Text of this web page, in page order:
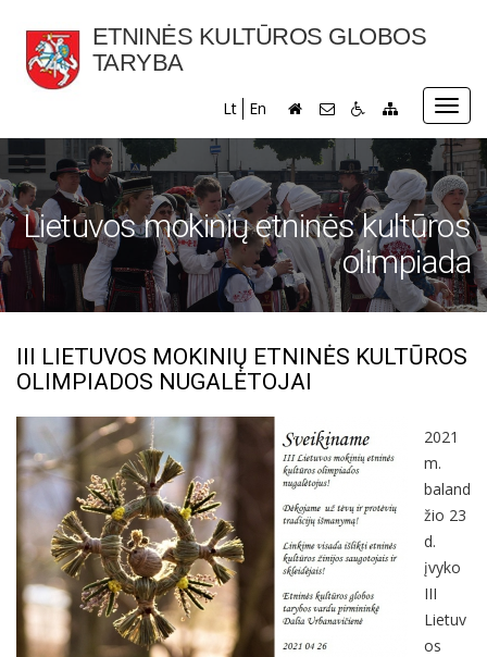
ETNINĖS KULTŪROS GLOBOS
TARYBA
Lt En
Lietuvos mokinių etninės kultūros
olimpiada
III LIETUVOS MOKINIŲ ETNINĖS KULTŪROS
OLIMPIADOS NUGALĖTOJAI
2021
m.
baland
žio 23
d.
įvyko
III
Lietuv
os